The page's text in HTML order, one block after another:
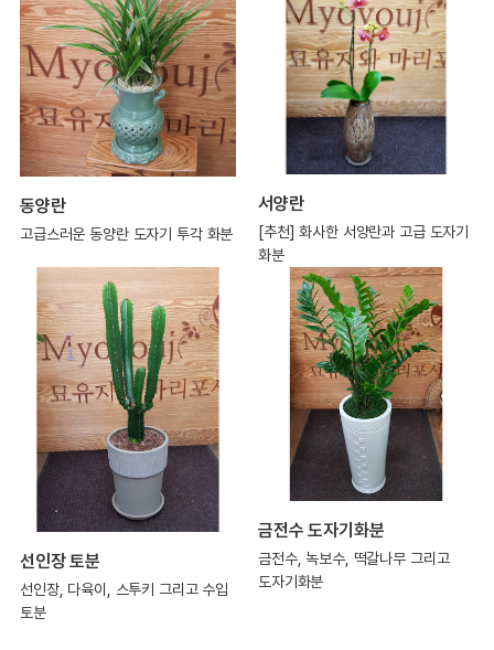
동양란
고급스러운 동양란 도자기 투각 화분
서양란
[추천] 화사한 서양란과 고급 도자기
화분
선인장 토분
선인장, 다육이, 스투키 그리고 수입
토분
금전수 도자기화분
금전수, 녹보수, 떡갈나무 그리고
도자기화분